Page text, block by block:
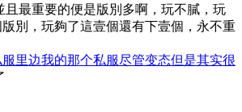
要的便是版別多啊，玩不膩，玩
別，玩夠了這壹個還有下壹個，永不重
里边我的那个私服尽管变态但是其实很